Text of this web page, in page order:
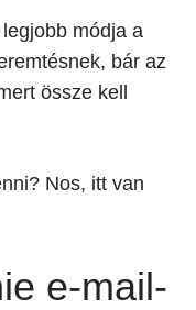
módja a
bár az
össze kell
Nos, itt van
e-mail-